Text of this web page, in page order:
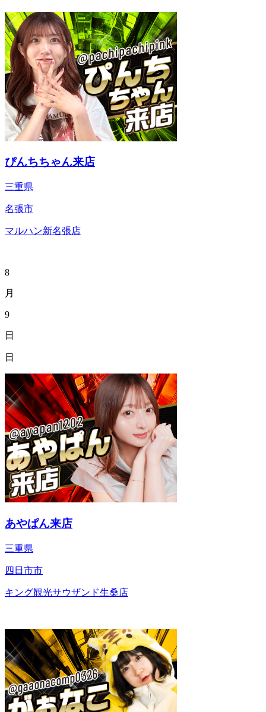
ぴんちちゃん来店
三重県
名張市
マルハン新名張店
8
月
9
日
日
あやぱん来店
三重県
四日市市
キング観光サウザンド生桑店